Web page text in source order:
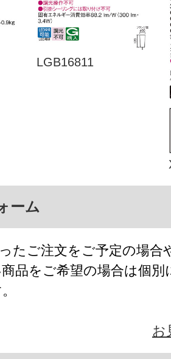
LGB16811
ーム
たご注文をご予定の場合
品をご希望の場合は個別
お